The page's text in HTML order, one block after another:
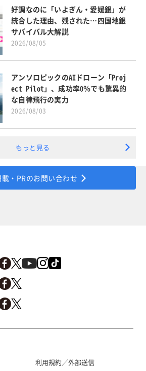
好調なのに「いよぎん・愛媛銀」が
統合した理由、残された…四国地銀
サバイバル大解説
2026/08/05
アンソロピックのAIドローン「Proj
ect Pilot」、成功率0％でも驚異的
な自律飛行の実力
2026/08/03
もっと見る
・PRのお問い合わせ
利用規約／外部送信